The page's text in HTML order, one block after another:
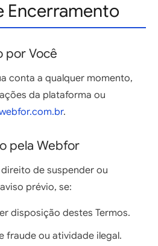
Encerramento
por Você
conta a qualquer momento,
da plataforma ou
.
pela Webfor
de suspender ou
prévio, se:
disposição destes Termos.
fraude ou atividade ilegal.